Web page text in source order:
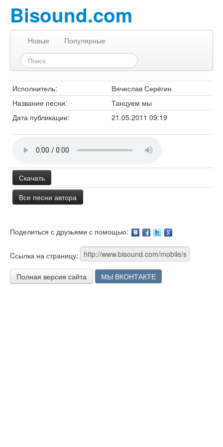
Bisound.com
Новые Популярные
Исполнитель:
Вячеслав Серёгин
Название песни:
Танцуем мы
Дата публикации:
21.05.2011 09:19
Скачать
Все песни автора
Поделиться с друзьями с помощью:
Cсылка на страницу:
Полная версия сайта МЫ ВКОНТАКТЕ